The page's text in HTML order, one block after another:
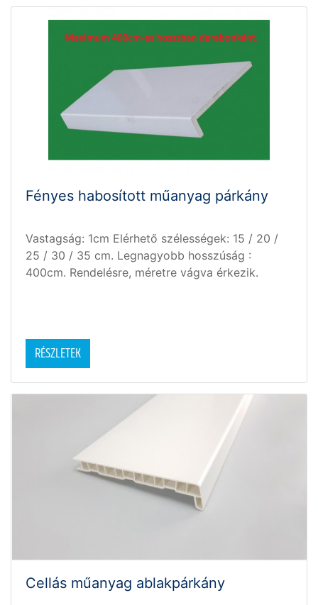
Fényes habosított műanyag párkány
Vastagság: 1cm Elérhető szélességek: 15 / 20 /
25 / 30 / 35 cm. Legnagyobb hosszúság :
400cm. Rendelésre, méretre vágva érkezik.
RÉSZLETEK
Cellás műanyag ablakpárkány